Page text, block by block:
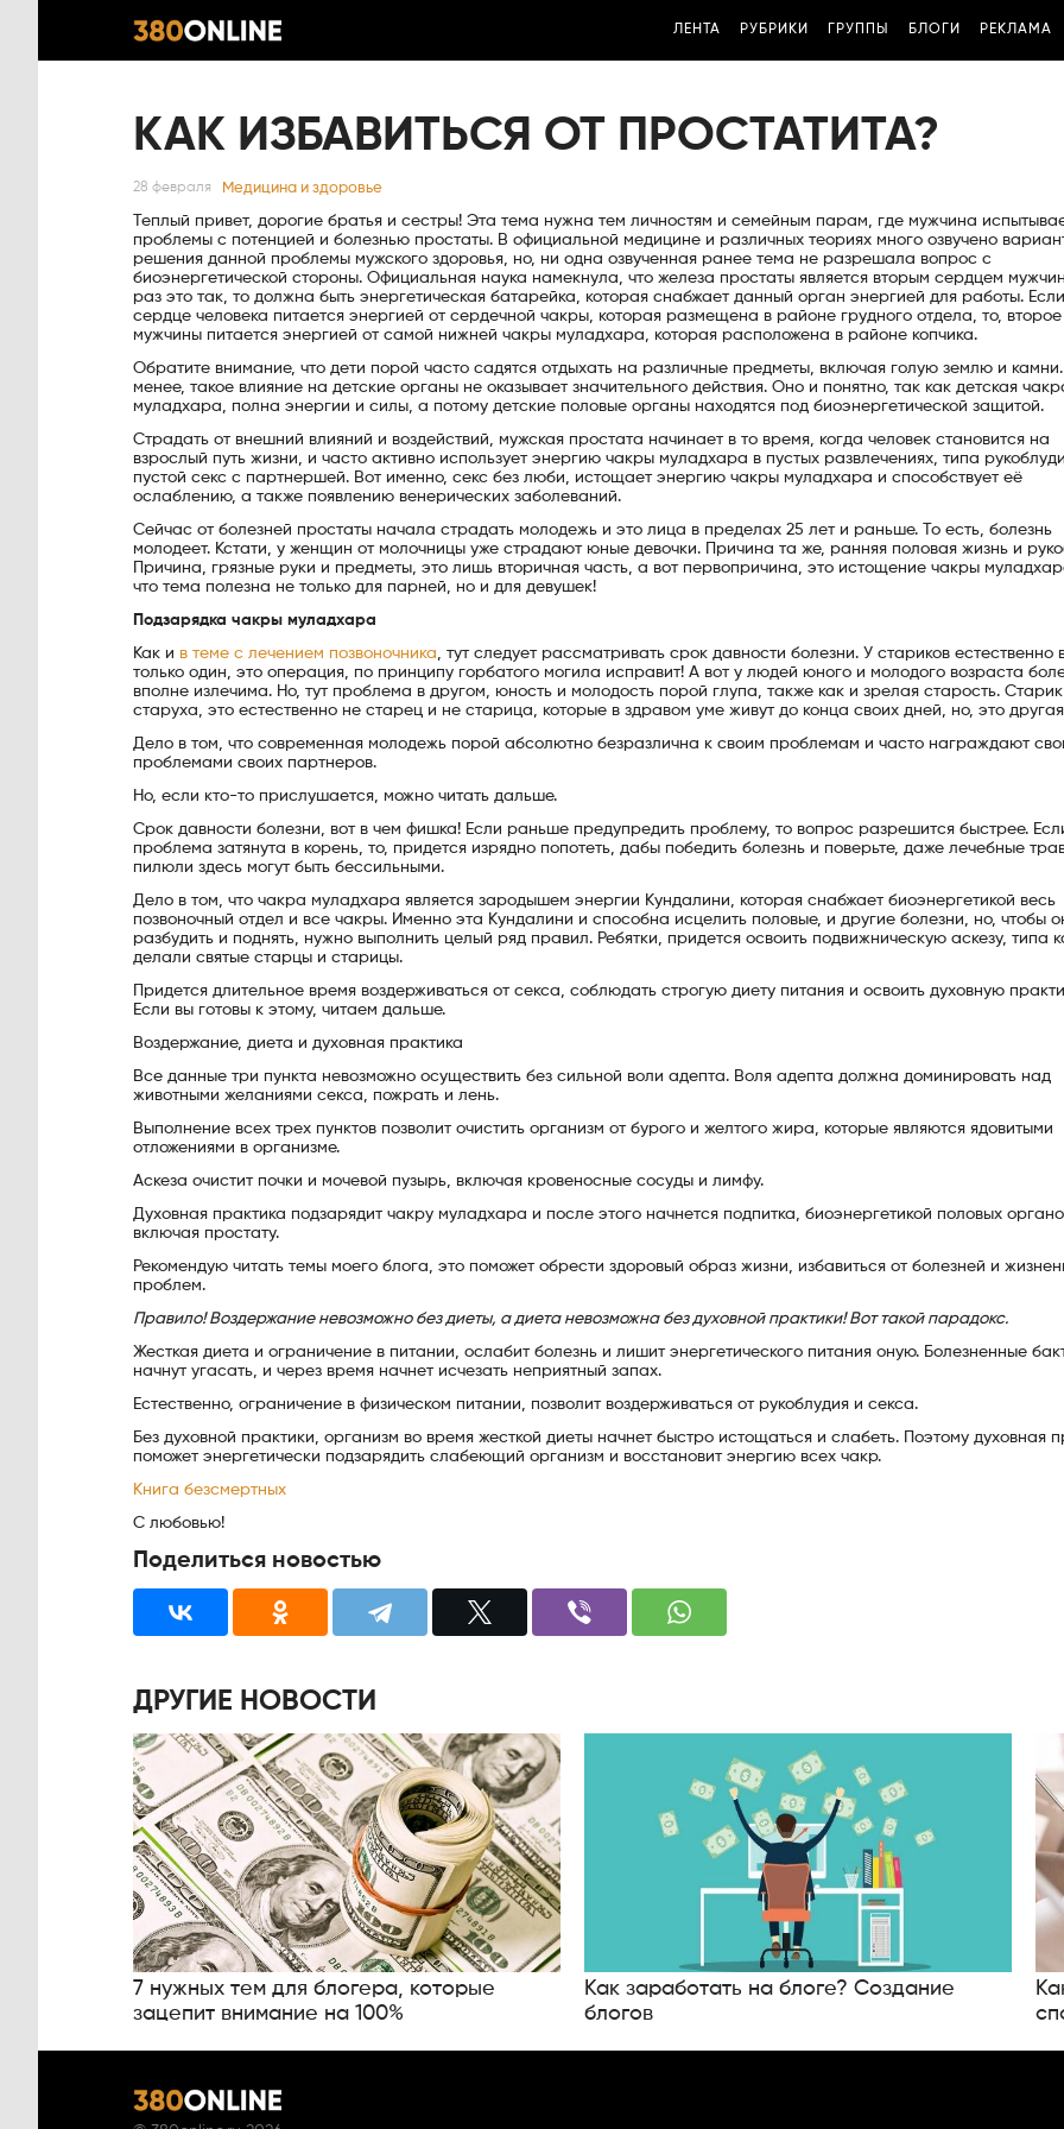
ЛЕНТА РУБРИКИ ГРУППЫ БЛОГИ РЕКЛАМА
КАК ИЗБАВИТЬСЯ ОТ ПРОСТАТИТА?
28 февраля Медицина и здоровье
Теплый привет, дорогие братья и сестры! Эта тема нужна тем личностям и семейным парам, где мужчина
проблемы с потенцией и болезнью простаты. В официальной медицине и различных теориях много озвучено
решения данной проблемы мужского здоровья, но, ни одна озвученная ранее тема не разрешала вопрос с
биоэнергетической стороны. Официальная наука намекнула, что железа простаты является вторым сердцем
раз это так, то должна быть энергетическая батарейка, которая снабжает данный орган энергией для работы. Если
сердце человека питается энергией от сердечной чакры, которая размещена в районе грудного отдела, то,
мужчины питается энергией от самой нижней чакры муладхара, которая расположена в районе копчика.
Обратите внимание, что дети порой часто садятся отдыхать на различные предметы, включая голую землю и
менее, такое влияние на детские органы не оказывает значительного действия. Оно и понятно, так как детская
муладхара, полна энергии и силы, а потому детские половые органы находятся под биоэнергетической защитой.
Страдать от внешний влияний и воздействий, мужская простата начинает в то время, когда человек становится на
взрослый путь жизни, и часто активно использует энергию чакры муладхара в пустых развлечениях, типа
пустой секс с партнершей. Вот именно, секс без люби, истощает энергию чакры муладхара и способствует её
ослаблению, а также появлению венерических заболеваний.
Сейчас от болезней простаты начала страдать молодежь и это лица в пределах 25 лет и раньше. То есть, болезнь
молодеет. Кстати, у женщин от молочницы уже страдают юные девочки. Причина та же, ранняя половая жизнь и
Причина, грязные руки и предметы, это лишь вторичная часть, а вот первопричина, это истощение чакры
что тема полезна не только для парней, но и для девушек!
Подзарядка чакры муладхара
Как и в теме с лечением позвоночника, тут следует рассматривать срок давности болезни. У стариков естественно
только один, это операция, по принципу горбатого могила исправит! А вот у людей юного и молодого возраста
вполне излечима. Но, тут проблема в другом, юность и молодость порой глупа, также как и зрелая старость.
старуха, это естественно не старец и не старица, которые в здравом уме живут до конца своих дней, но, это
Дело в том, что современная молодежь порой абсолютно безразлична к своим проблемам и часто награждают
проблемами своих партнеров.
Но, если кто-то прислушается, можно читать дальше.
Срок давности болезни, вот в чем фишка! Если раньше предупредить проблему, то вопрос разрешится быстрее.
проблема затянута в корень, то, придется изрядно попотеть, дабы победить болезнь и поверьте, даже лечебные
пилюли здесь могут быть бессильными.
Дело в том, что чакра муладхара является зародышем энергии Кундалини, которая снабжает биоэнергетикой весь
позвоночный отдел и все чакры. Именно эта Кундалини и способна исцелить половые, и другие болезни, но, чтобы
разбудить и поднять, нужно выполнить целый ряд правил. Ребятки, придется освоить подвижническую аскезу, типа
делали святые старцы и старицы.
Придется длительное время воздерживаться от секса, соблюдать строгую диету питания и освоить духовную
Если вы готовы к этому, читаем дальше.
Воздержание, диета и духовная практика
Все данные три пункта невозможно осуществить без сильной воли адепта. Воля адепта должна доминировать над
животными желаниями секса, пожрать и лень.
Выполнение всех трех пунктов позволит очистить организм от бурого и желтого жира, которые являются ядовитыми
отложениями в организме.
Аскеза очистит почки и мочевой пузырь, включая кровеносные сосуды и лимфу.
Духовная практика подзарядит чакру муладхара и после этого начнется подпитка, биоэнергетикой половых
включая простату.
Рекомендую читать темы моего блога, это поможет обрести здоровый образ жизни, избавиться от болезней и
проблем.
Правило! Воздержание невозможно без диеты, а диета невозможна без духовной практики! Вот такой парадокс.
Жесткая диета и ограничение в питании, ослабит болезнь и лишит энергетического питания оную. Болезненные
начнут угасать, и через время начнет исчезать неприятный запах.
Естественно, ограничение в физическом питании, позволит воздерживаться от рукоблудия и секса.
Без духовной практики, организм во время жесткой диеты начнет быстро истощаться и слабеть. Поэтому духовная
поможет энергетически подзарядить слабеющий организм и восстановит энергию всех чакр.
Книга безсмертных
С любовью!
Поделиться новостью
ДРУГИЕ НОВОСТИ
7 нужных тем для блогера, которые
зацепит внимание на 100%
Как заработать на блоге? Создание
блогов